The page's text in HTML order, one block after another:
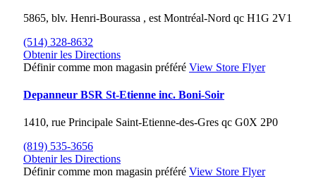
5865, blv. Henri-Bourassa , est Montréal-Nord qc H1G 2V1
(514) 328-8632
Obtenir les Directions
Définir comme mon magasin préféré View Store Flyer
Depanneur BSR St-Etienne inc. Boni-Soir
1410, rue Principale Saint-Etienne-des-Gres qc G0X 2P0
(819) 535-3656
Obtenir les Directions
Définir comme mon magasin préféré View Store Flyer